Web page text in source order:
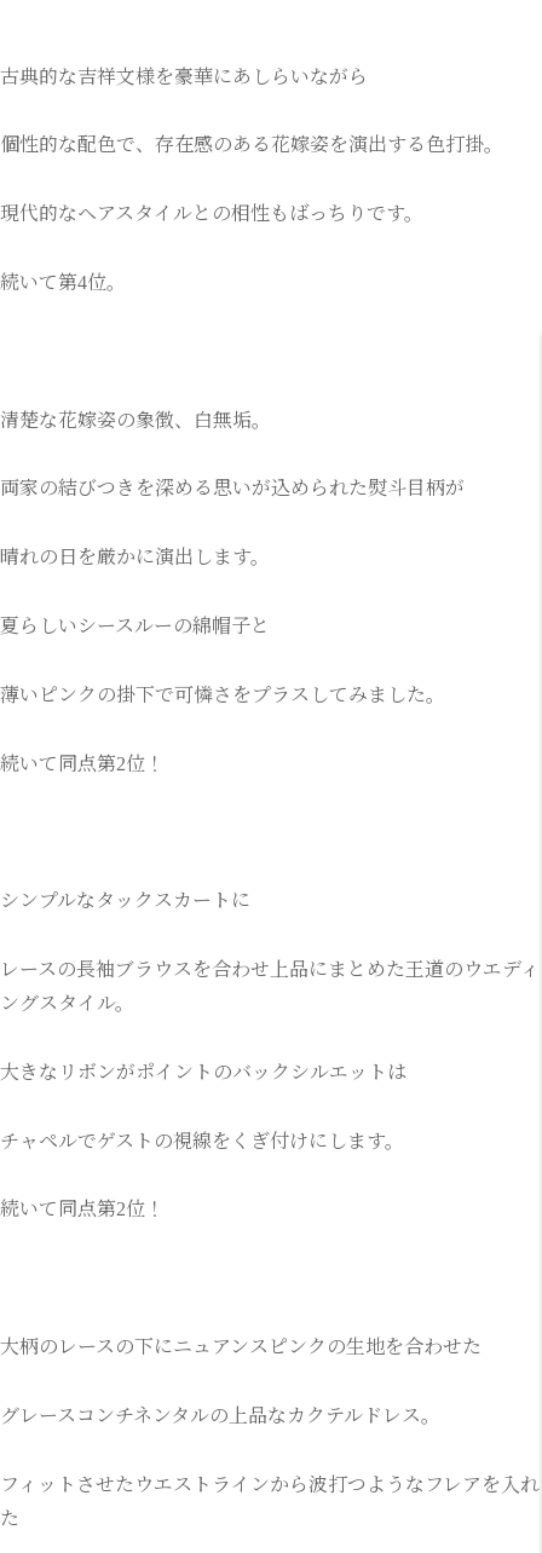
古典的な吉祥文様を豪華にあしらいながら
個性的な配色で、存在感のある花嫁姿を演出する色打掛。
現代的なヘアスタイルとの相性もばっちりです。
続いて第4位。
清楚な花嫁姿の象徴、白無垢。
両家の結びつきを深める思いが込められた熨斗目柄が
晴れの日を厳かに演出します。
夏らしいシースルーの綿帽子と
薄いピンクの掛下で可憐さをプラスしてみました。
続いて同点第2位！
シンプルなタックスカートに
レースの長袖ブラウスを合わせ上品にまとめた王道のウエディ
ングスタイル。
大きなリボンがポイントのバックシルエットは
チャペルでゲストの視線をくぎ付けにします。
続いて同点第2位！
大柄のレースの下にニュアンスピンクの生地を合わせた
グレースコンチネンタルの上品なカクテルドレス。
フィットさせたウエストラインから波打つようなフレアを入れ
た